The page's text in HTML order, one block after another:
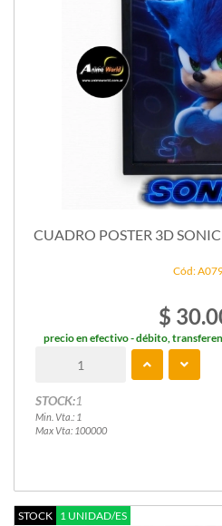
CUADRO POSTER 3D
Cód:
$
precio en efectivo - débito,
STOCK:1
Min. Vta.: 1
Max Vta: 100000
STOCK 1 UNIDAD/ES